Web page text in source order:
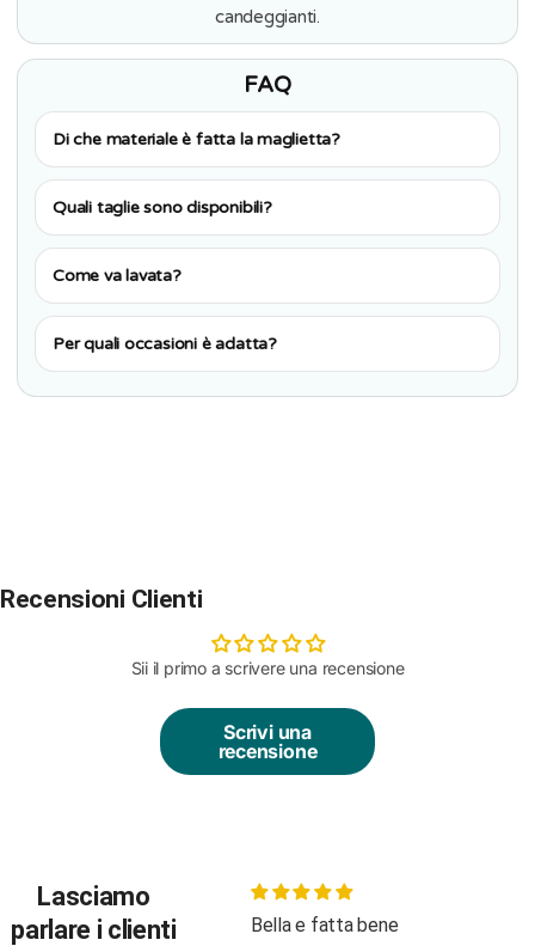
candeggianti.
FAQ
Di che materiale è fatta la maglietta?
Quali taglie sono disponibili?
Come va lavata?
Per quali occasioni è adatta?
Recensioni Clienti
Sii il primo a scrivere una recensione
Scrivi una
recensione
Lasciamo
parlare i clienti
Bella e fatta bene
Body molto carino, buon